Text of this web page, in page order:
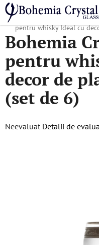
Treci
conținut
Acasă
/ Colecții populare /
pentru whisky Ideal cu
Bohemia
pentru
decor de
(set de 6)
Evaluarea
Neevaluat Detalii de